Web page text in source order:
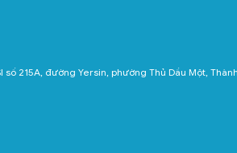
số 215A, đường Yersin, phường Thủ Dầu Một,